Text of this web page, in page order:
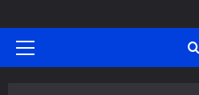
Primary